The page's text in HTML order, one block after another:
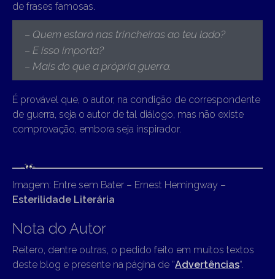
de frases famosas.
– Quem estará nas trincheiras ao teu lado?
– E isso importa?
– Mais do que a própria guerra.
É provável que, o autor, na condição de correspondente
de guerra, seja o autor de tal diálogo, mas não existe
comprovação, embora seja inspirador.
Imagem: Entre sem Bater – Ernest Hemingway –
Esterilidade Literária
Nota do Autor
Reitero, dentre outras, o pedido feito em muitos textos
deste blog e presente na página de “Advertências“.